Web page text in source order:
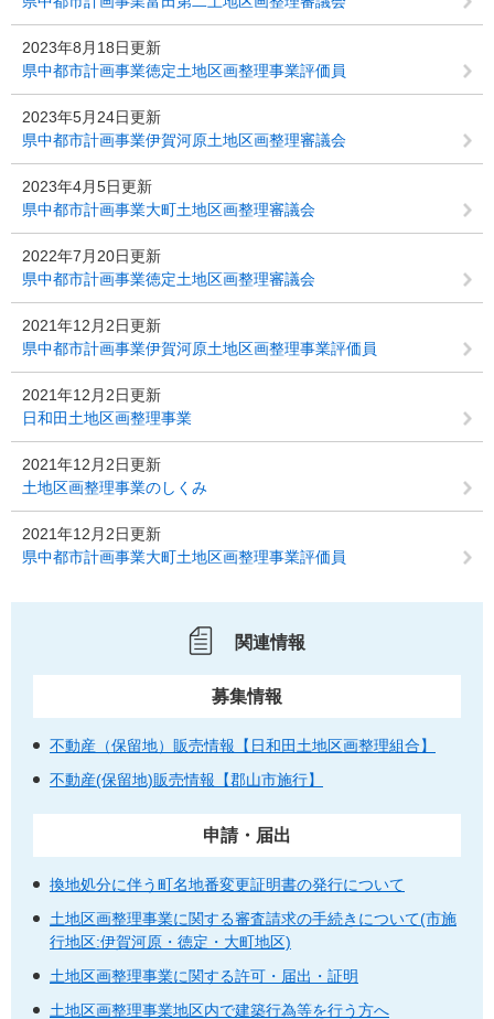
2023年8月18日更新
県中都市計画事業徳定土地区画整理事業評価員
2023年5月24日更新
県中都市計画事業伊賀河原土地区画整理審議会
2023年4月5日更新
県中都市計画事業大町土地区画整理審議会
2022年7月20日更新
県中都市計画事業徳定土地区画整理審議会
2021年12月2日更新
県中都市計画事業伊賀河原土地区画整理事業評価員
2021年12月2日更新
日和田土地区画整理事業
2021年12月2日更新
土地区画整理事業のしくみ
2021年12月2日更新
県中都市計画事業大町土地区画整理事業評価員
関連情報
募集情報
不動産（保留地）販売情報【日和田土地区画整理組合】
不動産(保留地)販売情報【郡山市施行】
申請・届出
換地処分に伴う町名地番変更証明書の発行について
土地区画整理事業に関する審査請求の手続きについて(市施
行地区:伊賀河原・徳定・大町地区)
土地区画整理事業に関する許可・届出・証明
土地区画整理事業地区内で建築行為等を行う方へ